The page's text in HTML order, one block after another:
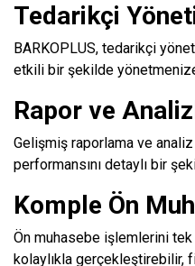
Tedarikçi
BARKOPLUS, tedarikçi
etkili bir şekilde
Rapor ve
Gelişmiş raporlama ve
performansını detaylı bir
Komple Ön
Ön muhasebe işlemlerini
kolaylıkla gerçekleştirebilir,